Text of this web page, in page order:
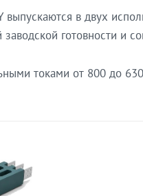
выпускаются в двух
заводской готовности
токами от 800 до